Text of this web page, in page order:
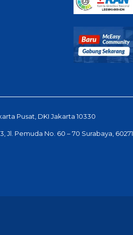
Pusat, DKI Jakarta 10330
Jl. Pemuda No. 60 – 70 Surabaya, 60271